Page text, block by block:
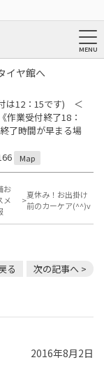
イヤ館へ
は12：15です) ＜
業受付終了18：
了時間が早まる場
Map
お
メ
夏休み！お出掛け
前のカーケア(^^)v
る 次の記事へ >
2016年8月2日